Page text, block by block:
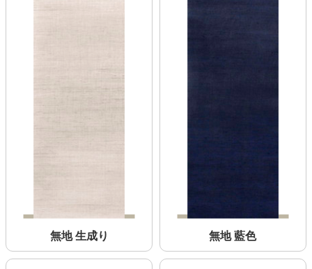
無地 生成り 無地 藍色